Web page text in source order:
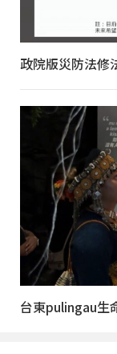
政院版災防法修
台東pulingau生